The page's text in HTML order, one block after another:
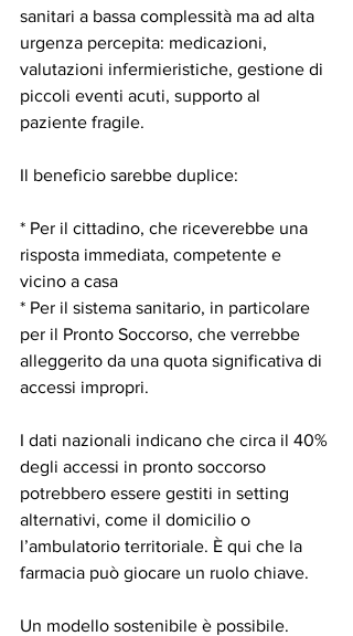
sanitari a bassa complessità ma ad alta
urgenza percepita: medicazioni,
valutazioni infermieristiche, gestione di
piccoli eventi acuti, supporto al
paziente fragile.
Il beneficio sarebbe duplice:
* Per il cittadino, che riceverebbe una
risposta immediata, competente e
vicino a casa
* Per il sistema sanitario, in particolare
per il Pronto Soccorso, che verrebbe
alleggerito da una quota significativa di
accessi impropri.
I dati nazionali indicano che circa il 40%
degli accessi in pronto soccorso
potrebbero essere gestiti in setting
alternativi, come il domicilio o
l’ambulatorio territoriale. È qui che la
farmacia può giocare un ruolo chiave.
Un modello sostenibile è possibile.